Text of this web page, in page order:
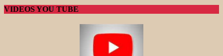
VIDEOS YOU TUBE